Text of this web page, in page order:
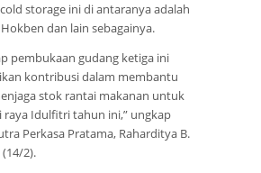
storage ini di antaranya adalah
Hokben dan lain sebagainya.
pembukaan gudang ketiga ini
kontribusi dalam membantu
stok rantai makanan untuk
raya Idulfitri tahun ini,” ungkap
Perkasa Pratama, Raharditya B.
(14/2).